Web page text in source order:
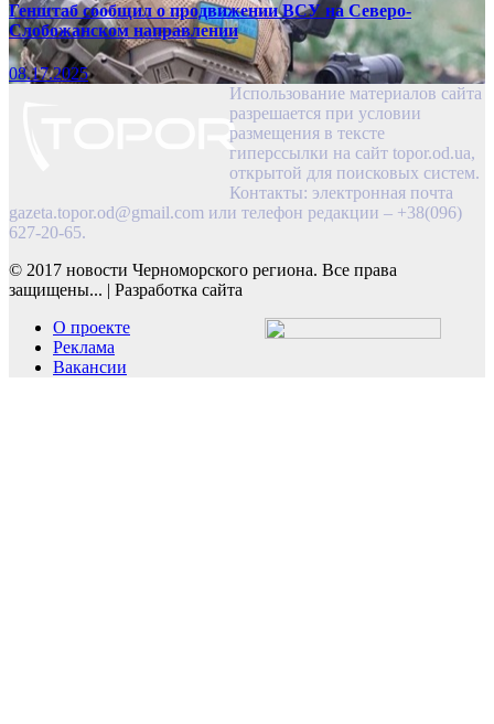
Генштаб сообщил о продвижении ВСУ на Северо-
Слобожанском направлении
08.17.2025
Использование материалов сайта
разрешается при условии
размещения в тексте
гиперссылки на сайт topor.od.ua,
открытой для поисковых систем.
Контакты: электронная почта
gazeta.topor.od@gmail.com или телефон редакции – +38(096)
627-20-65.
© 2017 новости Черноморского региона. Все права
защищены... | Разработка сайта
О проекте
Реклама
Вакансии